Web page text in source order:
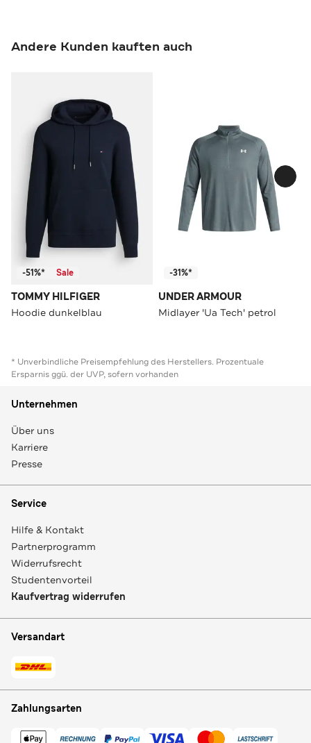
Andere Kunden kauften auch
-51%* Sale
TOMMY HILFIGER
Hoodie dunkelblau
-31%*
UNDER ARMOUR
Midlayer 'Ua Tech' petrol
* Unverbindliche Preisempfehlung des Herstellers. Prozentuale
Ersparnis ggü. der UVP, sofern vorhanden
Unternehmen
Über uns
Karriere
Presse
Service
Hilfe & Kontakt
Partnerprogramm
Widerrufsrecht
Studentenvorteil
Kaufvertrag widerrufen
Versandart
Zahlungsarten